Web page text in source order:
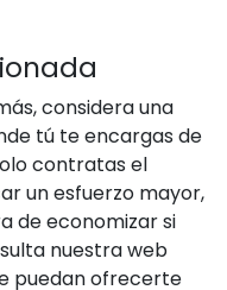
considera una
tú te encargas de
contratas el
un esfuerzo mayor,
de economizar si
nuestra web
puedan ofrecerte